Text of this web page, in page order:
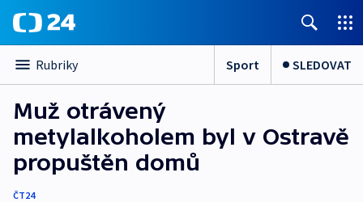
Rubriky Sport SLEDOVAT
Muž otrávený
metylalkoholem byl v Ostravě
propuštěn domů
ČT24